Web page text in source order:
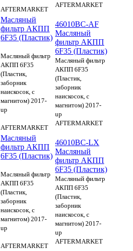
AFTERMARKET
AFTERMARKET
Масляный
фильтр АКПП
6F35 (Пластик)
Масляный фильтр
АКПП 6F35
(Пластик,
заборник
наискосок, с
магнитом) 2017-
up
AFTERMARKET
46010BC-AF
Масляный
фильтр АКПП
6F35 (Пластик)
Масляный фильтр
АКПП 6F35
(Пластик,
заборник
наискосок, с
магнитом) 2017-
up
AFTERMARKET
Масляный
фильтр АКПП
6F35 (Пластик)
Масляный фильтр
АКПП 6F35
(Пластик,
заборник
наискосок, с
магнитом) 2017-
up
AFTERMARKET
46010BC-LX
Масляный
фильтр АКПП
6F35 (Пластик)
Масляный фильтр
АКПП 6F35
(Пластик,
заборник
наискосок, с
магнитом) 2017-
up
AFTERMARKET